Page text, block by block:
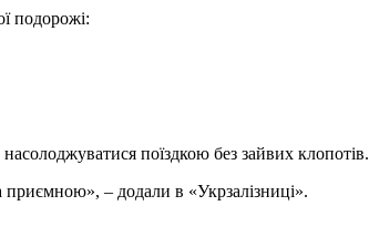
подорожі:
поїздкою без зайвих клопотів.
– додали в «Укрзалізниці».